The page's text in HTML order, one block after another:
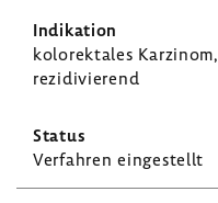
kolo­rek­tales Karzinom,
rezi­di­vie­rend
Verfahren einge­stellt